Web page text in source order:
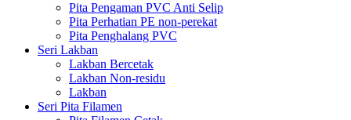
Pita Pengaman PVC Anti Selip
Pita Perhatian PE non-perekat
Pita Penghalang PVC
Seri Lakban
Lakban Bercetak
Lakban Non-residu
Lakban
Seri Pita Filamen